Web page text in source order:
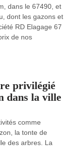
dans le 67490, et
dont les gazons et
RD Elagage 67
de nos
privilégié
dans la ville
comme
la tonte de
des arbres. La